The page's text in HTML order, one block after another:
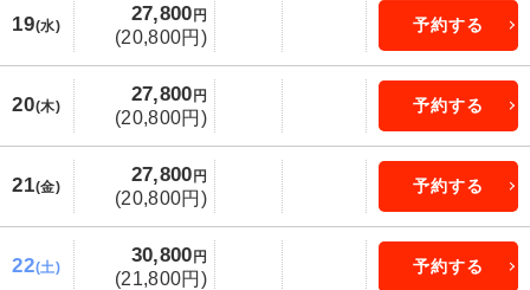
19(水)
27,800 円
(20,800円)
予約する
20(木)
27,800 円
(20,800円)
予約する
21(金)
27,800 円
(20,800円)
予約する
22(土)
30,800 円
(21,800円)
予約する